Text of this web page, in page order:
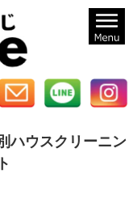
ハウスクリーニン